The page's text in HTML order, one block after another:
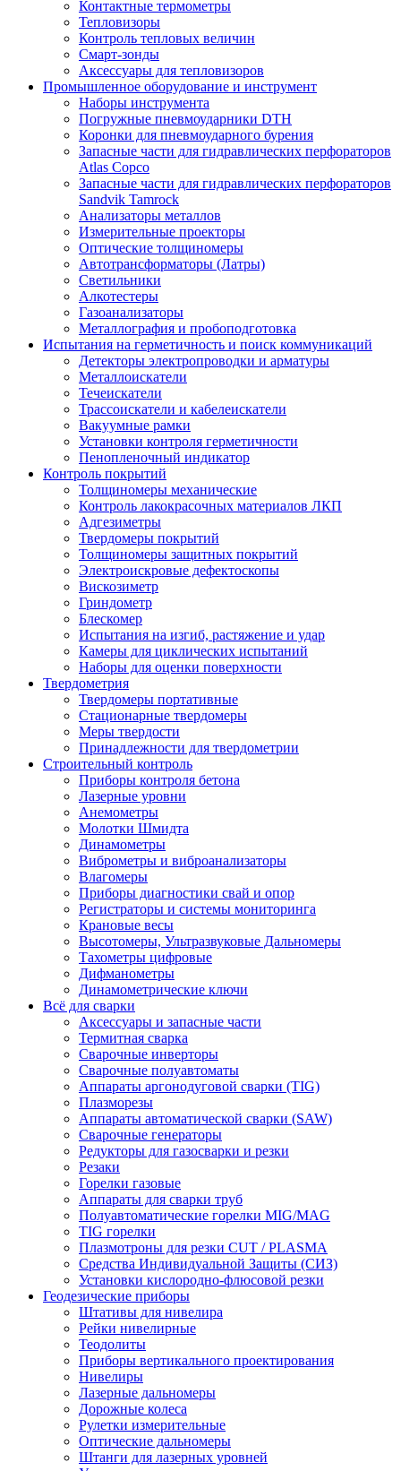
Контактные термометры
Тепловизоры
Контроль тепловых величин
Смарт-зонды
Аксессуары для тепловизоров
Промышленное оборудование и инструмент
Наборы инструмента
Погружные пневмоударники DTH
Коронки для пневмоударного бурения
Запасные части для гидравлических перфораторов
Atlas Copco
Запасные части для гидравлических перфораторов
Sandvik Tamrock
Анализаторы металлов
Измерительные проекторы
Оптические толщиномеры
Автотрансформаторы (Латры)
Светильники
Алкотестеры
Газоанализаторы
Металлография и пробоподготовка
Испытания на герметичность и поиск коммуникаций
Детекторы электропроводки и арматуры
Металлоискатели
Течеискатели
Трассоискатели и кабелеискатели
Вакуумные рамки
Установки контроля герметичности
Пенопленочный индикатор
Контроль покрытий
Толщиномеры механические
Контроль лакокрасочных материалов ЛКП
Адгезиметры
Твердомеры покрытий
Толщиномеры защитных покрытий
Электроискровые дефектоскопы
Вискозиметр
Гриндометр
Блескомер
Испытания на изгиб, растяжение и удар
Камеры для циклических испытаний
Наборы для оценки поверхности
Твердометрия
Твердомеры портативные
Стационарные твердомеры
Меры твердости
Принадлежности для твердометрии
Строительный контроль
Приборы контроля бетона
Лазерные уровни
Анемометры
Молотки Шмидта
Динамометры
Виброметры и виброанализаторы
Влагомеры
Приборы диагностики свай и опор
Регистраторы и системы мониторинга
Крановые весы
Высотомеры, Ультразвуковые Дальномеры
Тахометры цифровые
Дифманометры
Динамометрические ключи
Всё для сварки
Аксессуары и запасные части
Термитная сварка
Сварочные инверторы
Сварочные полуавтоматы
Аппараты аргонодуговой сварки (TIG)
Плазморезы
Аппараты автоматической сварки (SAW)
Сварочные генераторы
Редукторы для газосварки и резки
Резаки
Горелки газовые
Аппараты для сварки труб
Полуавтоматические горелки MIG/MAG
TIG горелки
Плазмотроны для резки CUT / PLASMA
Средства Индивидуальной Защиты (СИЗ)
Установки кислородно-флюсовой резки
Геодезические приборы
Штативы для нивелира
Рейки нивелирные
Теодолиты
Приборы вертикального проектирования
Нивелиры
Лазерные дальномеры
Дорожные колеса
Рулетки измерительные
Оптические дальномеры
Штанги для лазерных уровней